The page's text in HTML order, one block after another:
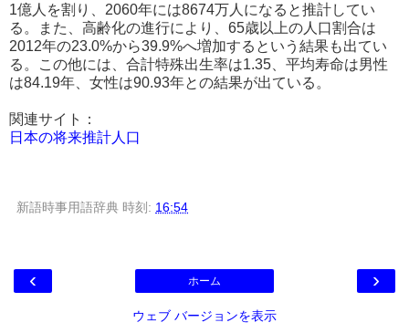
1億人を割り、2060年には8674万人になると推計してい
る。また、高齢化の進行により、65歳以上の人口割合は
2012年の23.0%から39.9%へ増加するという結果も出てい
る。この他には、合計特殊出生率は1.35、平均寿命は男性
は84.19年、女性は90.93年との結果が出ている。
関連サイト：
日本の将来推計人口
新語時事用語辞典 時刻: 16:54
‹ ›
ホーム
ウェブ バージョンを表示